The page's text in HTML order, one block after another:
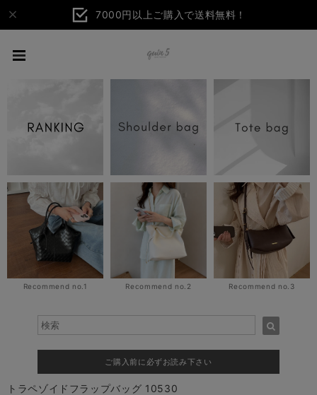
7000円以上ご購入で送料無料！
Recommend no.1 Recommend no.2 Recommend no.3
ご購入前に必ずお読み下さい
トラペゾイドフラップバッグ 10530